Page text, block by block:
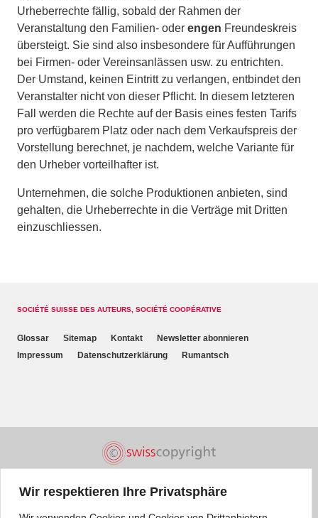
Wir respektieren Ihre Privatsphäre
Urheberrechte fällig, sobald der Rahmen der
Veranstaltung den Familien- oder engen Freundeskreis
übersteigt. Sie sind also insbesondere für Aufführungen
bei Firmen- oder Vereinsanlässen usw. zu entrichten.
Der Umstand, keinen Eintritt zu verlangen, entbindet den
Veranstalter nicht von dieser Pflicht. In diesem letzteren
Fall werden die Rechte auf der Basis eines festen Tarifs
pro verfügbarem Platz oder nach dem Verkaufspreis der
Vorstellung berechnet, je nachdem, welche Variante für
den Urheber vorteilhafter ist.
Unternehmen, die solche Produktionen anbieten, sind
gehalten, die Urheberrechte in die Verträge mit Dritten
einzuschliessen.
SOCIÉTÉ SUISSE DES AUTEURS, SOCIÉTÉ COOPÉRATIVE
Glossar Sitemap Kontakt
Newsletter abonnieren
Impressum
Datenschutzerklärung Rumantsch